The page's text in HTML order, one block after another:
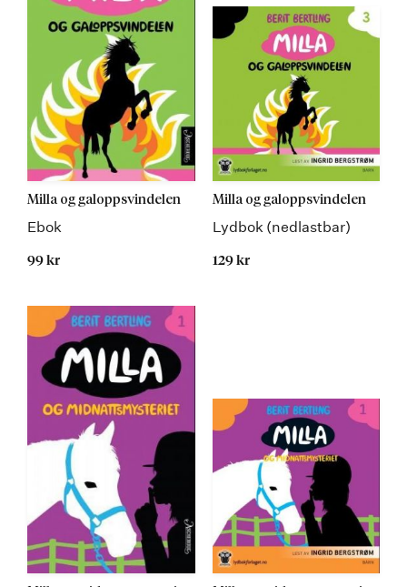
Milla og galoppsvindelen
Ebok
99 kr
Milla og galoppsvindelen
Lydbok (nedlastbar)
129 kr